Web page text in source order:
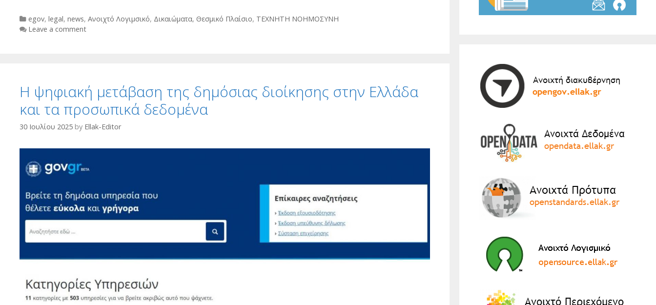
Categories
egov, legal, news, Ανοιχτό Λογιμσικό, Δικαιώματα, Θεσμικό Πλαίσιο, ΤΕΧΝΗΤΗ ΝΟΗΜΟΣΥΝΗ
Leave a comment
Η ψηφιακή μετάβαση της δημόσιας διοίκησης στην Ελλάδα
και τα προσωπικά δεδομένα
30 Ιουλίου 2025 by Ellak-Editor